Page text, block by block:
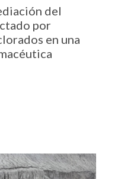
del
por
en una